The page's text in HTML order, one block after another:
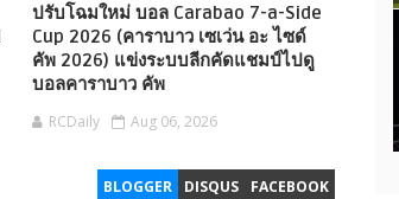
ปรับโฉมใหม่ บอล Carabao 7-a-Side
Cup 2026 (คาราบาว เซเว่น อะ ไซด์
คัพ 2026) แข่งระบบลีกคัดแชมป์ไปดู
บอลคาราบาว คัพ
RCDaily Aug 06, 2026
BLOGGER DISQUS FACEBOOK